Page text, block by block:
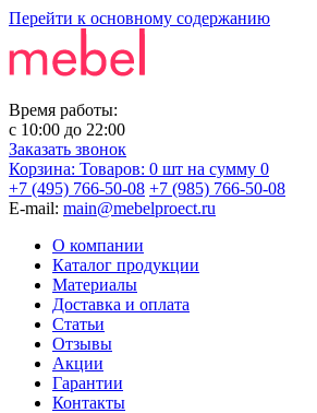
Перейти к основному содержанию
Время работы:
с 10:00 до 22:00
Заказать звонок
Корзина: Товаров: 0 шт на сумму 0
+7 (495) 766-50-08 +7 (985) 766-50-08
E-mail: main@mebelproect.ru
О компании
Каталог продукции
Материалы
Доставка и оплата
Статьи
Отзывы
Акции
Гарантии
Контакты